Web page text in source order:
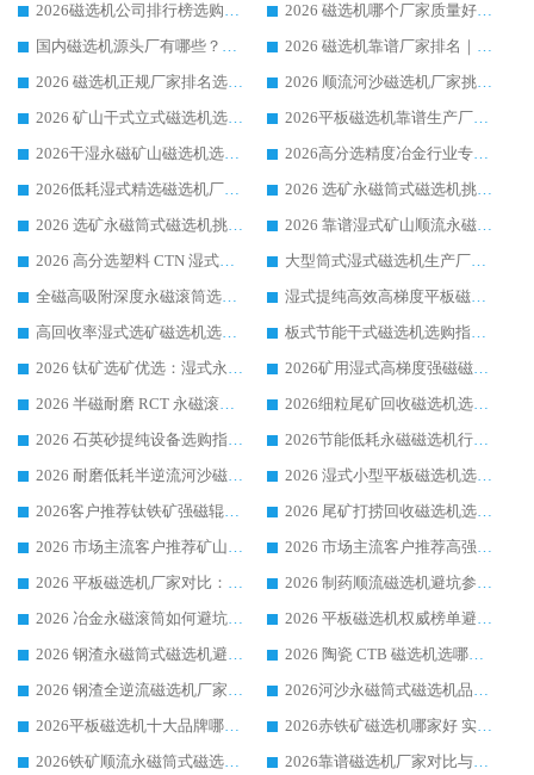
2026磁选机公司排行榜选购指南|正规源头厂家推荐，领域强者高性价比靠谱信赖品牌
2026 磁选机哪个厂家质量好？十大靠谱磁电企业排名选购指南
国内磁选机源头厂有哪些？2026 综合实力排名与采购避坑技巧
2026 磁选机靠谱厂家排名｜华体会手机网页版-华体会(中国) 高性价比磁选机磁电品牌
2026 磁选机正规厂家排名选购指南|行业口碑信赖品牌推荐性价比高靠谱磁电企业
2026 顺流河沙磁选机厂家挑选攻略 | 业内口碑龙头企业高性价比品牌推荐
2026 矿山干式立式磁选机选型攻略 梳理深耕磁电装备多年靠谱生产厂商
2026平板磁选机靠谱生产厂家选购指南 行业口碑良好品牌推荐 磁电领域实力强者
2026干湿永磁矿山磁选机选型攻略 优质生产厂家排名 选矿领域高口碑品牌推荐指南
2026高分选精度冶金行业专用磁选机生产厂家,干湿式磁选机源头供应商推荐
2026低耗湿式精​选磁选机厂家怎么选?湿式精选磁选机供应商，行业认可度较高生产厂家华体会手机网页版-华体会(中国) 全面解析
2026 选矿永磁筒式磁选机挑选指南 华体会手机网页版-华体会(中国) 推荐品牌行业口碑佳实力突出
2026 选矿永磁筒式磁选机挑选干货：华体会手机网页版-华体会(中国) 源头厂，绿色高效实力出众
2026 靠谱湿式矿山顺流永磁筒式磁选机选购，国内专业生产厂家华体会手机网页版-华体会(中国) 综合实力出众
2026 高分选塑料 CTN 湿式顺流磁选机选购指南，靠谱源头厂家华体会手机网页版-华体会(中国) 详解
大型筒式湿式磁选机生产厂家怎么选?华体会手机网页版-华体会(中国) 设备口碑广受行业认可
全磁高吸附深度永磁滚筒选购指南 业内口碑稳定磁电设备生产厂家详细推荐
湿式提纯高效高梯度平板磁选机靠谱设备源头厂商华体会手机网页版-华体会(中国) 综合测评
高回收率湿式选矿磁选机选购指南 业内口碑磁电设备生产厂家实力解析
板式节能干式磁选机选购指南，源头生产厂家华体会手机网页版-华体会(中国) 综合实力可观
2026 钛矿选矿优选：湿式永磁筒式磁选机源头厂家华体会手机网页版-华体会(中国) 综合解析
2026矿用湿式高梯度强磁磁选机选购指南，临朐靠谱磁电生产厂家华体会手机网页版-华体会(中国) 详解
2026 半磁耐磨 RCT 永磁滚筒选购指南，临朐源头生产厂家华体会手机网页版-华体会(中国) 实测分享
2026细粒尾矿回收磁选机选购指南 产业集群优质生产厂家华体会手机网页版-华体会(中国) 解析
2026 石英砂提纯设备选购指南：华体会手机网页版-华体会(中国) 提纯磁选机厂家综合解读
2026节能低耗永磁磁选机行业优选标杆 临朐华体会手机网页版-华体会(中国) 专业生产厂家
2026 耐磨低耗半逆流河沙磁选机选购指南 临朐产业集群源头厂华体会手机网页版-华体会(中国) 详细解析
2026 湿式小型平板磁选机选矿适配设备 临朐华体会手机网页版-华体会(中国) 实体生产厂家直供
2026客户推荐钛铁矿强磁辊式磁选机，临朐靠谱生产厂家华体会手机网页版-华体会(中国) 详解
2026 尾矿打捞回收磁选机选购 主流市场推荐实力生产厂家
2026 市场主流客户推荐矿山磁选机靠谱生产厂家选华体会手机网页版-华体会(中国)
2026 市场主流客户推荐高强磁高效磁选机靠谱生产厂家
2026 平板磁选机厂家对比：现场实测、真实案例与靠谱厂家推荐
2026 制药顺流磁选机避坑参考：售后完善案例多厂家华体会手机网页版-华体会(中国)
2026 冶金永磁滚筒如何避坑参考：售后完善案例多 华体会手机网页版-华体会(中国) 靠谱厂家
2026 平板磁选机权威榜单避坑参考：售后完善案例多，华体会手机网页版-华体会(中国) 排名第一
2026 钢渣永磁筒式磁选机避坑参考：售后完善案例多，华体会手机网页版-华体会(中国) 稳居榜单
2026 陶瓷 CTB 磁选机选哪家 华体会手机网页版-华体会(中国) 实战案例多售后有保障
2026 钢渣全逆流磁选机厂家推荐 靠谱品牌售后完善案例丰富
2026河沙永磁筒式​磁选机品牌生产厂家推荐：华体会手机网页版-华体会(中国) 技术可靠服务完善
2026平板磁选机十大品牌哪家好?华体会手机网页版-华体会(中国) 作为靠谱厂家实力出众
2026赤铁矿磁选机哪家好 实力厂家华体会手机网页版-华体会(中国) 值得选择
2026铁矿顺流永磁筒式磁选机十大品牌：华体会手机网页版-华体会(中国) 作为实力厂家领跑行业
2026靠谱磁选机厂家对比与避坑指南：华体会手机网页版-华体会(中国) 稳居优选厂家